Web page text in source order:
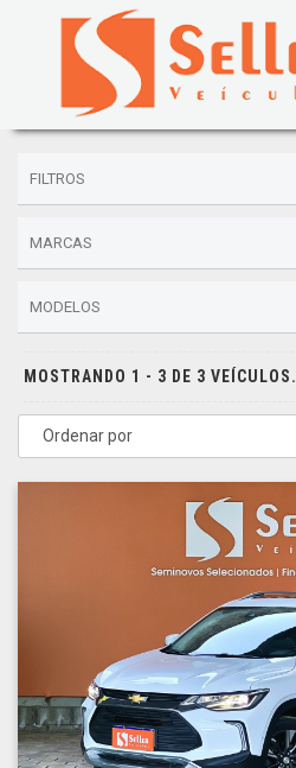
FILTROS
MARCAS
MODELOS
MOSTRANDO 1 - 3 DE 3 VEÍCULOS.
Ordenar por